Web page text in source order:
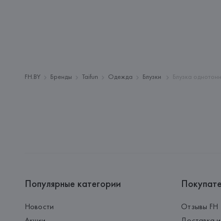
FH.BY Бренды Taifun Одежда Блузки Блузка
Популярные категории
Новости
Отзывы FH